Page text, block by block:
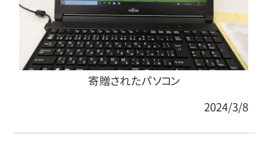
寄贈されたパソコン
2024/3/8